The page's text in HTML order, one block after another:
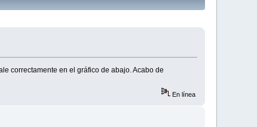
correctamente en el gráfico de abajo. Acabo de
En línea